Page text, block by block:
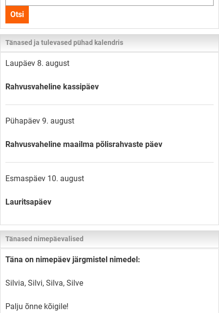
kogu
lehelt
Otsi
Tänased ja tulevased pühad kalendris
Laupäev 8. august
Rahvusvaheline kassipäev
Pühapäev 9. august
Rahvusvaheline maailma põlisrahvaste päev
Esmaspäev 10. august
Lauritsapäev
Tänased nimepäevalised
Täna on nimepäev järgmistel nimedel:
Silvia, Silvi, Silva, Silve
Palju õnne kõigile!